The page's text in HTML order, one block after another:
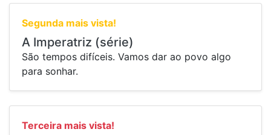
Segunda mais vista!
A Imperatriz (série)
São tempos difíceis. Vamos dar ao povo algo
para sonhar.
Terceira mais vista!